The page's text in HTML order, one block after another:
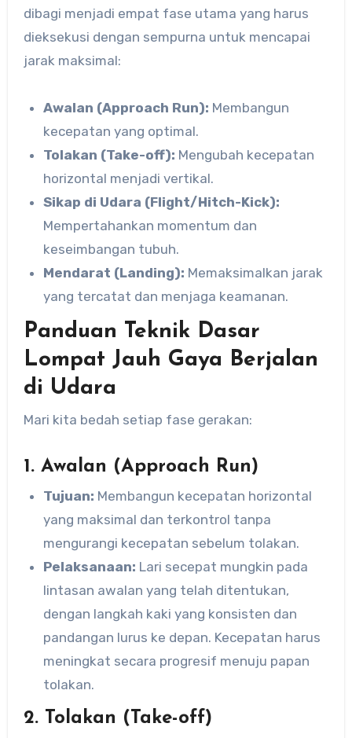
dibagi menjadi empat fase utama yang harus
dieksekusi dengan sempurna untuk mencapai
jarak maksimal:
Awalan (Approach Run): Membangun
kecepatan yang optimal.
Tolakan (Take-off): Mengubah kecepatan
horizontal menjadi vertikal.
Sikap di Udara (Flight/Hitch-Kick):
Mempertahankan momentum dan
keseimbangan tubuh.
Mendarat (Landing): Memaksimalkan jarak
yang tercatat dan menjaga keamanan.
Panduan Teknik Dasar
Lompat Jauh Gaya Berjalan
di Udara
Mari kita bedah setiap fase gerakan:
1. Awalan (Approach Run)
Tujuan: Membangun kecepatan horizontal
yang maksimal dan terkontrol tanpa
mengurangi kecepatan sebelum tolakan.
Pelaksanaan: Lari secepat mungkin pada
lintasan awalan yang telah ditentukan,
dengan langkah kaki yang konsisten dan
pandangan lurus ke depan. Kecepatan harus
meningkat secara progresif menuju papan
tolakan.
2. Tolakan (Take-off)